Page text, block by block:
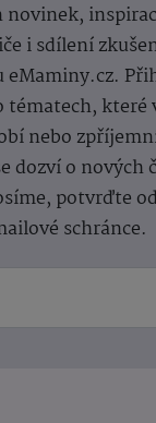
i sdílení
eMaminy.cz.
tématech, které
nebo
dozví o nových
potvrďte
schránce.